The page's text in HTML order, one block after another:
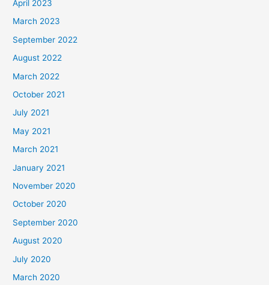
April 2023
March 2023
September 2022
August 2022
March 2022
October 2021
July 2021
May 2021
March 2021
January 2021
November 2020
October 2020
September 2020
August 2020
July 2020
March 2020